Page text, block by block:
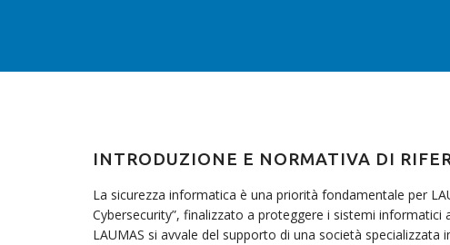
INTRODUZIONE E NORMATIVA DI
La sicurezza informatica è una priorità fondamentale per
Cybersecurity”, finalizzato a proteggere i sistemi
LAUMAS si avvale del supporto di una società